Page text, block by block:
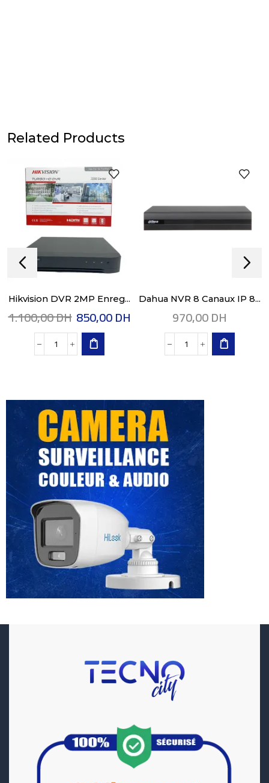
Related Products
Hikvision DVR 2MP Enreg...
1.100,00DH 850,00DH
Dahua NVR 8 Canaux IP 8...
970,00DH